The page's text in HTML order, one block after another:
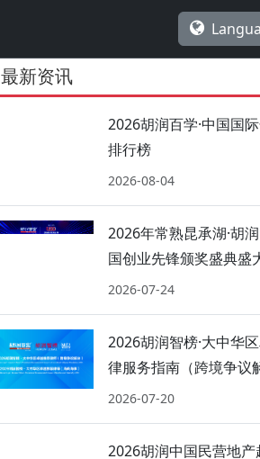
最新资讯
2026胡润百学·中国国
排行榜
2026-08-04
2026年常熟昆承湖·胡
国创业先锋颁奖盛典盛
幕！
2026-07-24
2026胡润智榜·大中华
律服务指南（跨境争议
海商海事）
2026-07-20
2026胡润中国民营地产